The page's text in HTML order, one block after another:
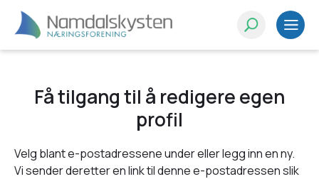
Få tilgang til å redigere egen
profil
Velg blant e-postadressene under eller legg inn en ny.
Vi sender deretter en link til denne e-postadressen slik